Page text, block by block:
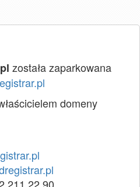
została zaparkowana
domeny